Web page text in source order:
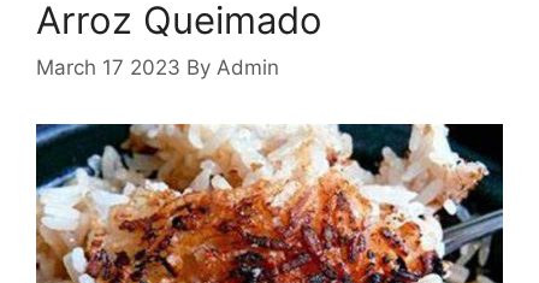
Arroz Queimado
March 17 2023 By Admin